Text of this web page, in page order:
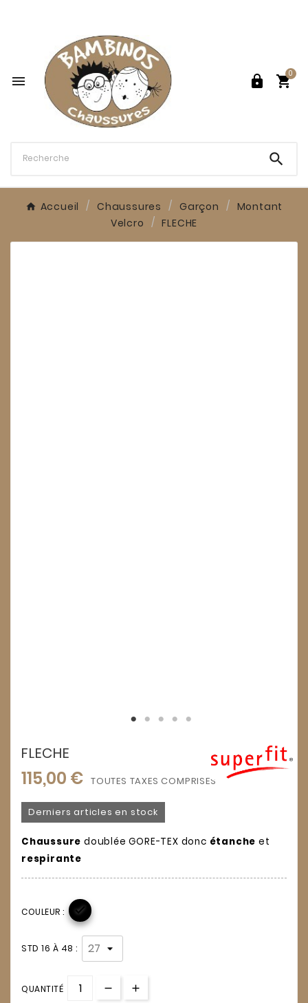
  
0

Accueil Chaussures Garçon
Montant
Velcro
FLECHE
FLECHE
115,00 € TOUTES TAXES COMPRISES
Derniers articles en stock
Chaussure doublée GORE-TEX donc étanche et
respirante
COULEUR : 
STD 16 À 48 :
QUANTITÉ